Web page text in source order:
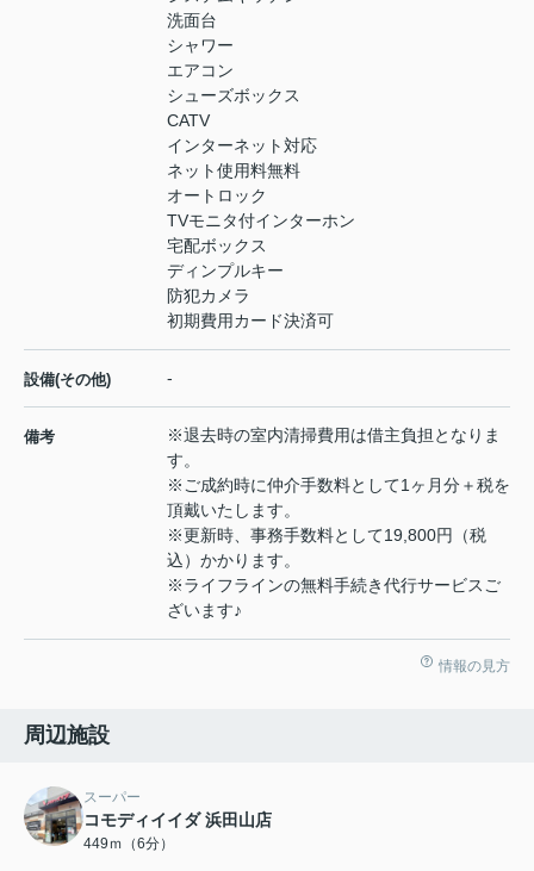
洗面台
シャワー
エアコン
シューズボックス
CATV
インターネット対応
ネット使用料無料
オートロック
TVモニタ付インターホン
宅配ボックス
ディンプルキー
防犯カメラ
初期費用カード決済可
設備(その他) -
備考
※退去時の室内清掃費用は借主負担となりま
す。
※ご成約時に仲介手数料として1ヶ月分＋税を
頂戴いたします。
※更新時、事務手数料として19,800円（税
込）かかります。
※ライフラインの無料手続き代行サービスご
ざいます♪
情報の見方
周辺施設
スーパー
コモディイイダ 浜田山店
449ｍ（6分）